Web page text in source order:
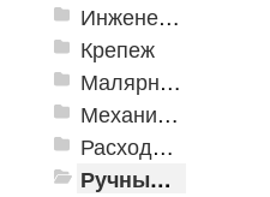
Инженерная сантехника и инструменты
Крепеж
Малярно-штукатурные инструменты
Механизированные инструменты
Расходные инструменты
Ручные инструменты